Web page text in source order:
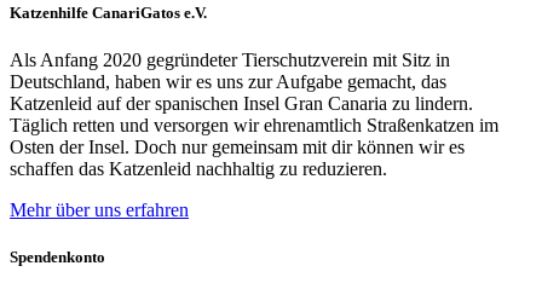
Katzenhilfe CanariGatos e.V.
Als Anfang 2020 gegründeter Tierschutzverein mit Sitz in
Deutschland, haben wir es uns zur Aufgabe gemacht, das
Katzenleid auf der spanischen Insel Gran Canaria zu lindern.
Täglich retten und versorgen wir ehrenamtlich Straßenkatzen im
Osten der Insel. Doch nur gemeinsam mit dir können wir es
schaffen das Katzenleid nachhaltig zu reduzieren.
Mehr über uns erfahren
Spendenkonto